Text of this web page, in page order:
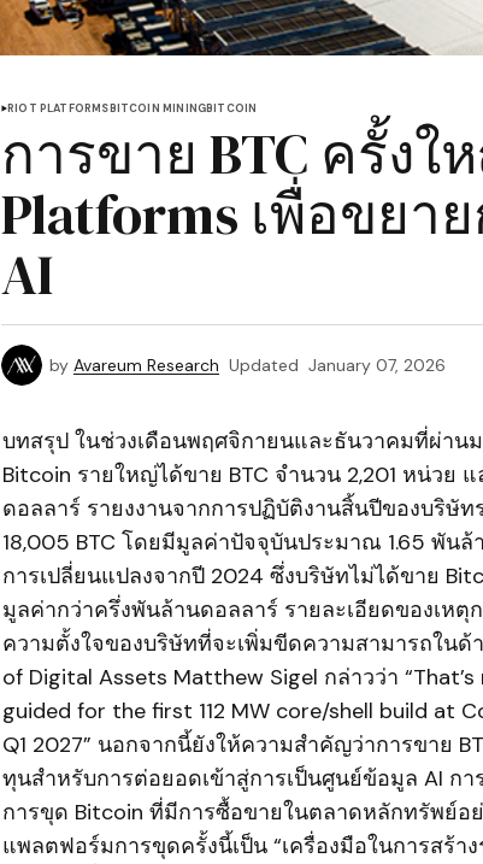
RIOT PLATFORMSBITCOIN MININGBITCOIN
การขาย BTC ครั้งใ
Platforms เพื่อขยา
AI
by Avareum Research Updated January 07, 2026
บทสรุป ในช่วงเดือนพฤศจิกายนและธันวาคมที่ผ่าน
Bitcoin รายใหญ่ได้ขาย BTC จำนวน 2,201 หน่วย
ดอลลาร์ รายงงานจากการปฏิบัติงานสิ้นปีของบริษั
18,005 BTC โดยมีมูลค่าปัจจุบันประมาณ 1.65 พัน
การเปลี่ยนแปลงจากปี 2024 ซึ่งบริษัทไม่ได้ขาย
มูลค่ากว่าครึ่งพันล้านดอลลาร์ รายละเอียดของเห
ความตั้งใจของบริษัทที่จะเพิ่มขีดความสามารถในด้
of Digital Assets Matthew Sigel กล่าวว่า
guided for the first 112 MW core/shell build at
Q1 2027” นอกจากนี้ยังให้ความสำคัญว่าการขาย
ทุนสำหรับการต่อยอดเข้าสู่การเป็นศูนย์ข้อมูล AI ก
การขุด Bitcoin ที่มีการซื้อขายในตลาดหลักทรัพย์อ
แพลตฟอร์มการขุดครั้งนี้เป็น “เครื่องมือในการสร้